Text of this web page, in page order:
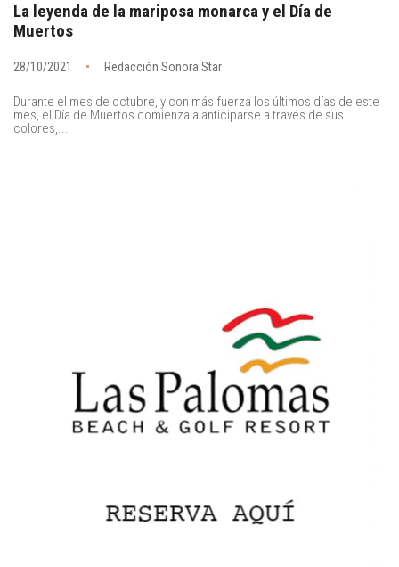
La leyenda de la mariposa monarca y el Día de
Muertos
28/10/2021 Redacción Sonora Star
Durante el mes de octubre, y con más fuerza los últimos días de este
mes, el Día de Muertos comienza a anticiparse a través de sus
colores,...